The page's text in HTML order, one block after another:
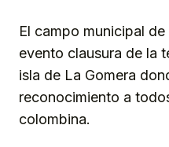
El campo municipal
evento clausura de la
isla de La Gomera
reconocimiento a
colombina.